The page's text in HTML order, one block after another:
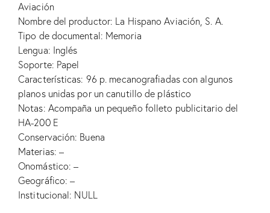
Aviación
Nombre del productor: La Hispano Aviación, S. A.
Tipo de documental: Memoria
Lengua: Inglés
Soporte: Papel
Características: 96 p. mecanografiadas con algunos
planos unidas por un canutillo de plástico
Notas: Acompaña un pequeño folleto publicitario del
HA-200 E
Conservación: Buena
Materias: –
Onomástico: –
Geográfico: –
Institucional: NULL